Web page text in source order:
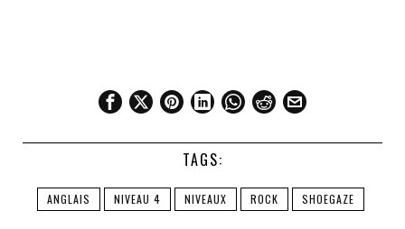
TAGS:
ANGLAIS NIVEAU 4 NIVEAUX ROCK SHOEGAZE